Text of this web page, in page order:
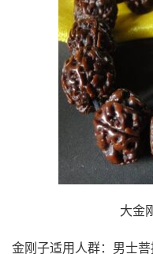
大金
金刚子适用人群：男士